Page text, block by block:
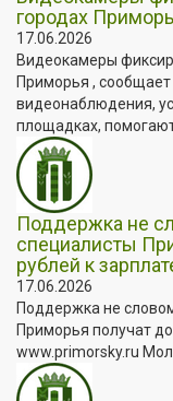
городах
17.06.2026
Видеокамеры
Приморья ,
видеонаблюдения,
площадках, помогают
Поддержка не
специалисты
рублей к
17.06.2026
Поддержка не
Приморья получат
www.primorsky.ru